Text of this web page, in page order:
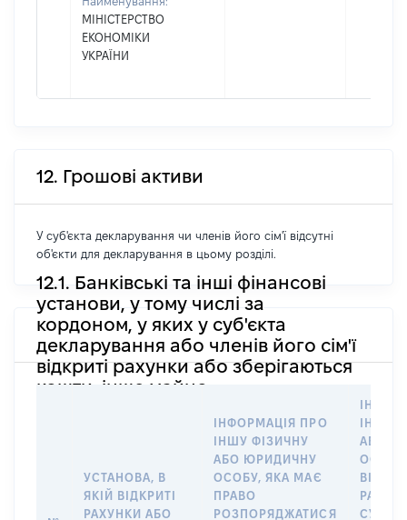
МІНІСТЕРСТВО
ЕКОНОМІКИ
УКРАЇНИ
12. Грошові активи
У суб'єкта декларування чи членів його сім'ї відсутні
об'єкти для декларування в цьому розділі.
12.1. Банківські та інші фінансові
установи, у тому числі за
кордоном, у яких у суб'єкта
декларування або членів його сім'ї
відкриті рахунки або зберігаються
кошти, інше майно
УСТАНОВА, В
ЯКІЙ ВІДКРИТІ
РАХУНКИ АБО
ІНФОРМАЦІЯ ПРО
ІНШУ ФІЗИЧНУ
АБО ЮРИДИЧНУ
ОСОБУ, ЯКА МАЄ
ПРАВО
РОЗПОРЯДЖАТИСЯ
ІНШУ
АБО